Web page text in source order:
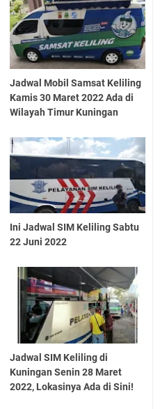
Jadwal Mobil Samsat Keliling
Kamis 30 Maret 2022 Ada di
Wilayah Timur Kuningan
Ini Jadwal SIM Keliling Sabtu
22 Juni 2022
Jadwal SIM Keliling di
Kuningan Senin 28 Maret
2022, Lokasinya Ada di Sini!